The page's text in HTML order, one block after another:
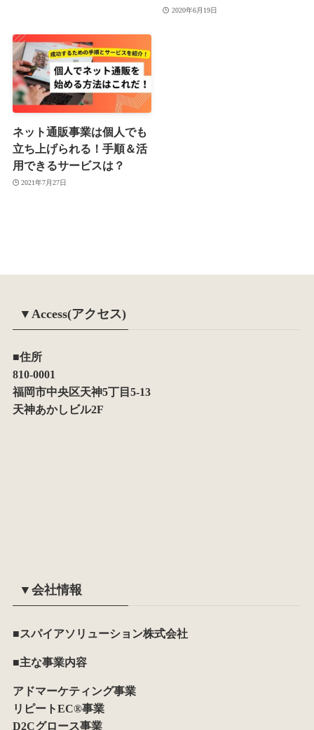
2020年6月19日
ネット通販事業は個人でも
立ち上げられる！手順＆活
用できるサービスは？
2021年7月27日
▼Access(アクセス)
■住所
810-0001
福岡市中央区天神5丁目5-13
天神あかしビル2F
▼会社情報
■スパイアソリューション株式会社
■主な事業内容
アドマーケティング事業
リピートEC®事業
D2Cグロース事業